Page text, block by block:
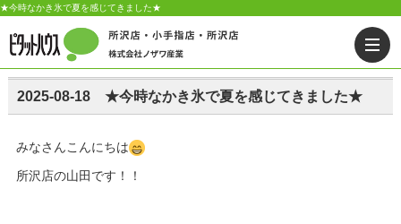
★今時なかき氷で夏を感じてきました★
2025-08-18 ★今時なかき氷で夏を感じてきました★
みなさんこんにちは
所沢店の山田です！！